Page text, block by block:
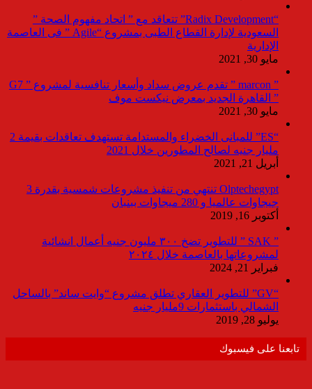
“Radix Development” تتعاقد مع ” اتحاد مفهوم الصحة ”
السعودية لإدارة القطاع الطبى بمشروع “Agile ” فى العاصمة
الإدارية
مايو 30, 2021
” marcon ” تقدم عروض سداد وأسعار تنافسية لمشروع ” G7
” القاهرة الجديد بمعرض نيكست موف
مايو 30, 2021
“ES” للمبانى الخضراء والمستدامة تستهدف تعاقدات بقيمة 2
مليار جنيه لصالح المطورين خلال 2021
أبريل 21, 2021
Olptechegypt تنتهي من تنفيذ مشروعات شمسية بقدرة 3
جيجاوات عالميا و 280 ميجاوات ببنبان
أكتوبر 16, 2019
” SAK ” للتطوير تضخ ٣٠٠ مليون جنيه أعمال انشائية
لمشروعاتها بالعاصمة خلال ٢٠٢٤
فبراير 21, 2024
“GV” للتطوير العقاري تطلق مشروع “وايت ساند” بالساحل
الشمالي باستثمارات 9مليار جنيه
يوليو 28, 2019
تابعنا على فيسبوك